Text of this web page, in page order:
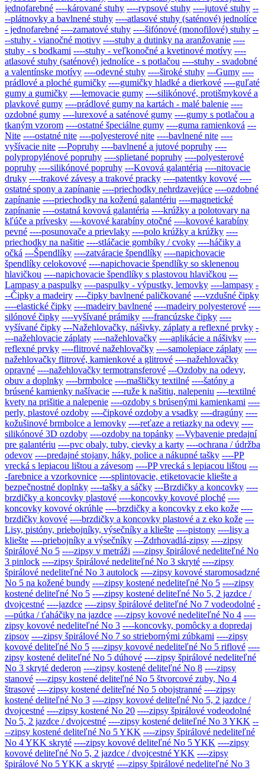
jednofarebné ----kárované stuhy ----rypsové stuhy ----jutové stuhy --
--plátnovky a bavlnené stuhy ----atlasové stuhy (saténové) jednolíce
- jednofarebné ----zamatové stuhy ----šifónové (monofilové) stuhy --
--stuhy - vianočné motivy ----stuhy a dutinky na aranžovanie ----
stuhy - s bodkami ----stuhy - veľkonočné a kvetinové motívy ----
atlasové stuhy (saténové) jednolíce - s potlačou ----stuhy - svadobné
a valentínske motívy ----odevné stuhy ----široké stuhy ---Gumy ----
prádlové a ploché gumičky ----gumičky hladké a dierkové ----guľaté
gumy a gumičky ----lemovacie gumy ----silikónové, protišmykové a
plavkové gumy ----prádlové gumy na kartách - malé balenie ----
ozdobné gumy ----lurexové a saténové gumy ----gumy s potlačou a
tkaným vzorom ----ostatné špeciálne gumy ----guma ramienková ---
Nite ----ostatné nite ----polyesterové nite ----bavlnené nite ----
vyšívacie nite ---Popruhy ----bavlnené a jutové popruhy ----
polypropylénové popruhy ----splietané popruhy ----polyesterové
popruhy ----silikónové popruhy ---Kovová galantéria ----nitovacie
druky ----trakové závesy a trakové pracky ----patentky kovové ----
ostatné spony a zapínanie ----priechodky nehrdzavejúce ----ozdobné
zapínanie ----priechodky na koženú galantériu ----magnetické
zapínanie ----ostatná kovová galantéria ----krúžky a polotovary na
kľúče a prívesky ----kovové karabíny otočné ----kovové karabíny
pevné ----posunovače a prievlaky ----polo krúžky a krúžky ----
priechodky na našitie ----stláčacie gombíky / cvoky ----háčiky a
očká ---Špendlíky ----zatváracie špendlíky ----napichovacie
špendlíky celokovové ----napichovacie špendlíky so sklenenou
hlavičkou ----napichovacie špendlíky s plastovou hlavičkou ---
Lampasy a paspulky ----paspulky - výpustky, lemovky ----lampasy -
--Čipky a madeiry ----čipky bavlnené paličkované ----vzdušné čipky
----elastické čipky ----madeiry bavlnené ----madeiry polyesterové ----
silónové čipky ----vyšívané prámiky ----francúzske čipky ----
vyšívané čipky ---Nažehlovačky, nášivky, záplaty a reflexné prvky -
---nažehlovacie záplaty ----nažehlovačky ----aplikácie a nášivky ----
reflexné prvky ----flitrové nažehlovačky ----samolepiace záplaty ----
nažehlovačky flitrové, kamienkové a glitrové ----nažehlovačky
opravné ----nažehlovačky termotransferové ---Ozdoby na odevy,
obuv a doplnky ----brmbolce ----mašličky textilné ----šatóny a
brúsené kamienky našívacie ----ruže k našitiu, nalepeniu ----textilné
kvety na prišitie a nalepenie ----ozdoby s brúsenými kamienkami ----
perly, plastové ozdoby ----čipkové ozdoby a vsadky ----dragúny ----
kožušinové brmbolce a lemovky ----reťaze a retiazky na odevy ----
silikónové 3D ozdoby ----ozdoby na topánky ---Vybavenie predajní
pre galantériu ----pvc obaly, tuby, cievky a karty ----ochrana / údržba
odevov ----predajné stojany, háky, police a nákupné tašky ----PP
vrecká s lepiacou lištou a závesom ----PP vrecká s lepiacou lištou ---
-farebnice a vzorkovnice ----splintovacie, etiketovacie kliešte a
bezpečnostné doplnky ----tašky a sáčky ---Brzdičky a koncovky ----
brzdičky a koncovky plastové ----koncovky kovové ploché ----
koncovky kovové okrúhle ----brzdičky a koncovky z eko kože ----
brzdičky kovové ----brzdičky a koncovky plastové a z eko kože ---
Lisy, pistóny, priebojníky, výsečníky a kliešte ----pistony ----lisy a
kliešte ----priebojníky a výsečníky ---Zdrhovadlá-zipsy ----zipsy
špirálové No 5 ----zipsy v metráži ----zipsy špirálové nedeliteľné No
3 pinlock ----zipsy špirálové nedeliteľné No 3 skryté ----zipsy
špirálové nedeliteľné No 3 autolock ----zipsy kovové staromosadzné
No 5 na kožené bundy ----zipsy kostené nedeliteľné No 5 ----zipsy
kostené deliteľné No 5 ----zipsy kostené deliteľné No 5, 2 jazdce /
dvojcestné ----jazdce ----zipsy špirálové deliteľné No 7 vodeodolné -
---pútka / ťaháčiky na jazdce ----zipsy kovové nedeliteľné No 4 ----
zipsy kovové nedeliteľné No 3 ----koncovky, pomôcky a dopredaj
zipsov ----zipsy špirálové No 7 so striebornými zúbkami ----zipsy
kovové deliteľné No 5 ----zipsy kovové nedeliteľné No 5 riflové ----
zipsy kostené deliteľné No 5 dúhové ----zipsy špirálové nedeliteľné
No 3 skryté dederon ----zipsy kostené deliteľné No 8 ----zipsy
stanové ----zipsy kostené deliteľné No 5 štvorcové zuby, No 4
štrasové ----zipsy kostené deliteľné No 5 obojstranné ----zipsy
kostené deliteľné No 3 ----zipsy kovové deliteľné No 5, 2 jazdce /
dvojcestné ----zipsy kostené No 20 ----zipsy špirálové vodeodolné
No 5, 2 jazdce / dvojcestné ----zipsy kostené deliteľné No 3 YKK --
--zipsy kostené deliteľné No 5 YKK ----zipsy špirálové nedeliteľné
No 4 YKK skryté ----zipsy kovové deliteľné No 5 YKK ----zipsy
kovové deliteľné No 5, 2 jazdce / dvojcestné YKK ----zipsy
špirálové No 5 YKK a skryté ----zipsy špirálové nedeliteľné No 3